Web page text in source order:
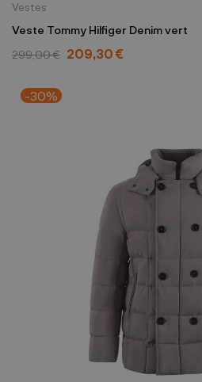
Vestes
Veste Tommy Hilfiger Denim vert
299,00 € 209,30 €
-30%